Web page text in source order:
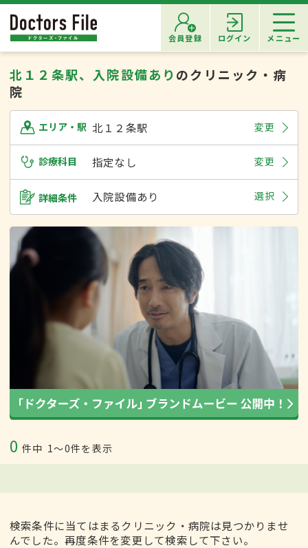
会員登録 ログイン メニュー
北１２条駅、入院設備あり のクリニック・病
院
エリア・駅 北１２条駅 変更
診療科目 指定なし 変更
詳細条件 入院設備あり 選択
0 件中 1〜0件を表示
検索条件に当てはまるクリニック・病院は見つかりませ
んでした。再度条件を変更して検索して下さい。